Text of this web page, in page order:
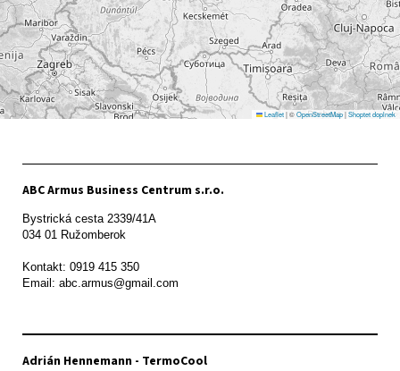
Leaflet|©OpenStreetMap|Shoptet doplnek
ABC Armus Business Centrum s.r.o.
Bystrická cesta 2339/41A
034 01 Ružomberok
Kontakt: 0919 415 350
Adrián Hennemann - TermoCool